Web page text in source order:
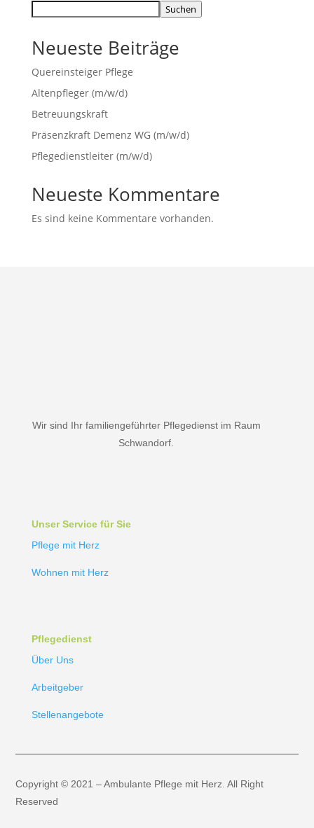
Suchen
Neueste Beiträge
Quereinsteiger Pflege
Altenpfleger (m/w/d)
Betreuungskraft
Präsenzkraft Demenz WG (m/w/d)
Pflegedienstleiter (m/w/d)
Neueste Kommentare
Es sind keine Kommentare vorhanden.
Wir sind Ihr familiengeführter Pflegedienst im Raum
Schwandorf.
Unser Service für Sie
Pflege mit Herz
Wohnen mit Herz
Pflegedienst
Über Uns
Arbeitgeber
Stellenangebote
Copyright © 2021 – Ambulante Pflege mit Herz. All Right
Reserved